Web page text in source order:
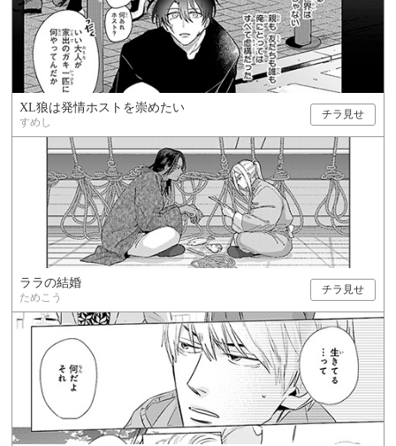
XL狼は発情ホストを崇めたい
すめし
チラ見せ
ララの結婚
ためこう
チラ見せ